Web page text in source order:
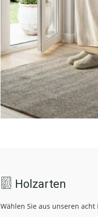
Holzarten
Wählen Sie aus unseren acht